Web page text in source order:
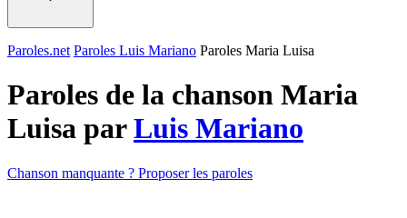
Paroles.net Paroles Luis Mariano Paroles Maria Luisa
Paroles de la chanson Maria
Luisa parLuis Mariano
Chanson manquante ? Proposer les paroles